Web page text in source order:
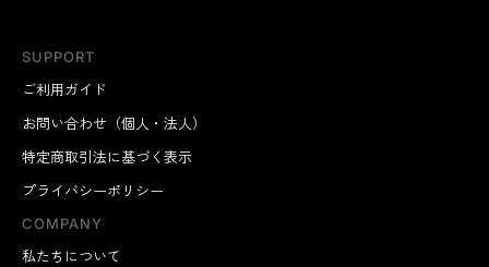
SUPPORT
ご利用ガイド
お問い合わせ（個人・法人）
特定商取引法に基づく表示
プライバシーポリシー
COMPANY
私たちについて